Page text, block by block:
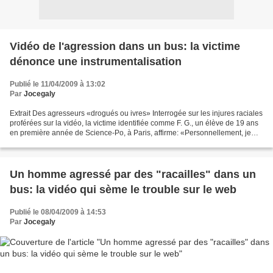
Vidéo de l'agression dans un bus: la victime
dénonce une instrumentalisation
Publié le 11/04/2009 à 13:02
Par Jocegaly
Extrait Des agresseurs «drogués ou ivres» Interrogée sur les injures raciales
proférées sur la vidéo, la victime identifiée comme F. G., un élève de 19 ans
en première année de Science-Po, à Paris, affirme: «Personnellement, je
Un homme agressé par des "racailles" dans un
bus: la vidéo qui sème le trouble sur le web
Publié le 08/04/2009 à 14:53
Par Jocegaly